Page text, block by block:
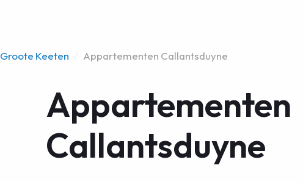
Groote Keeten Appartementen Callantsduyne
Appartementen
Callantsduyne